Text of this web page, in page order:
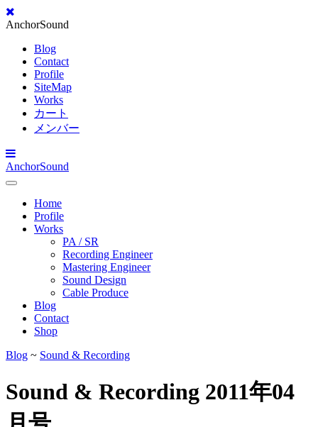
AnchorSound
Blog
Contact
Profile
SiteMap
Works
カート
メンバー
AnchorSound
Toggle
NavigationHome
Profile
Works
PA / SR
Recording Engineer
Mastering Engineer
Sound Design
Cable Produce
Blog
Contact
Shop
Blog ~ Sound & Recording
Sound & Recording 2011年04